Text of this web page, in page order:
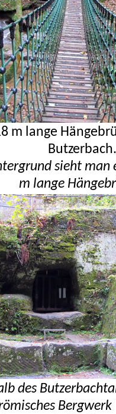
m lange
Butzerbach.
sieht man
m lange
des